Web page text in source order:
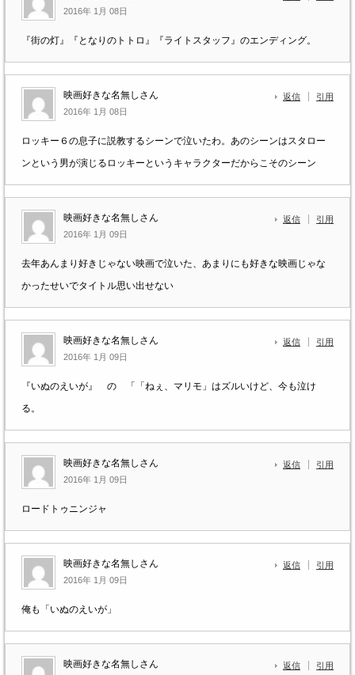
2016年 1月 08日
『街の灯』『となりのトトロ』『ライトスタッフ』のエンディング。
映画好きな名無しさん
2016年 1月 08日
返信 引用
ロッキー６の息子に説教するシーンで泣いたわ。あのシーンはスタロー
ンという男が演じるロッキーというキャラクターだからこそのシーン
映画好きな名無しさん
2016年 1月 09日
返信 引用
去年あんまり好きじゃない映画で泣いた、あまりにも好きな映画じゃな
かったせいでタイトル思い出せない
映画好きな名無しさん
2016年 1月 09日
返信 引用
『いぬのえいが』 の 「「ねぇ、マリモ」はズルいけど、今も泣け
る。
映画好きな名無しさん
2016年 1月 09日
返信 引用
ロードトゥニンジャ
映画好きな名無しさん
2016年 1月 09日
返信 引用
俺も「いぬのえいが」
映画好きな名無しさん 返信 引用